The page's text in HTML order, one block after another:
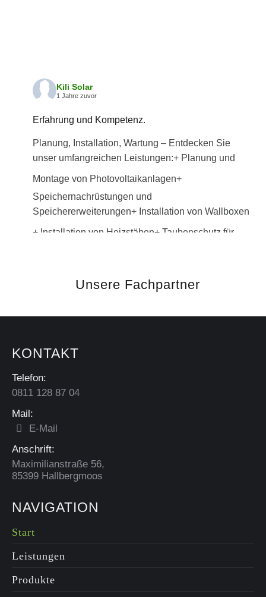
Kili Solar
1 Jahre zuvor
Erfahrung und Kompetenz.
Planung, Installation, Wartung – Entdecken Sie
unser umfangreichen Leistungen:+ Planung und
Montage von Photovoltaikanlagen+
Speichernachrüstungen und
Speichererweiterungen+ Installation von Wallboxen
+ Installation von Heizstäben+ Taubenschutz für
#solarsystem
Solar-Systeme | PV-
Anlagen
und Montage von
Speichernachrüstungen
und
Speichererweiterungen
2 0
Unsere Fachpartner
KONTAKT
Telefon:
0811 128 87 04
Mail:
E-Mail
Anschrift:
Maximilianstraße 56,
85399 Hallbergmoos
NAVIGATION
Start
Leistungen
Produkte